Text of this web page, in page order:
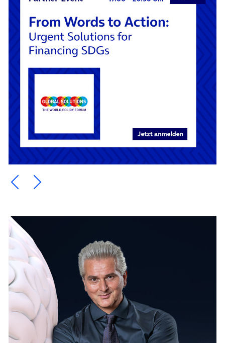
Ein Element zurück blättern
Ein Element weiter blättern